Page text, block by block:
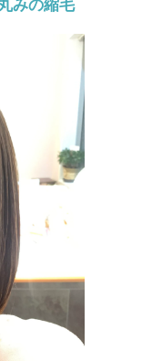
みの縮毛